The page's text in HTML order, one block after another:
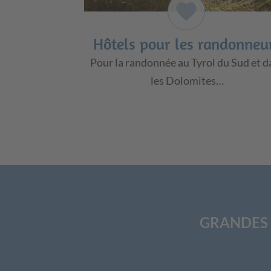
favorite
Hôtels pour les
Pour la randonnée au Tyrol du Sud et
les Dolomites…
GRANDES